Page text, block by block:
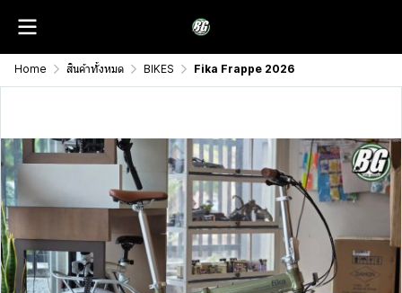
Home สินค้าทั้งหมด BIKES Fika Frappe 2026